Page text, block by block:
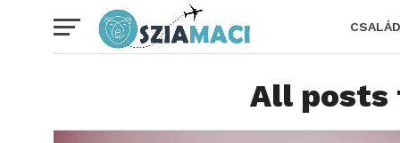
CSALÁD
All posts